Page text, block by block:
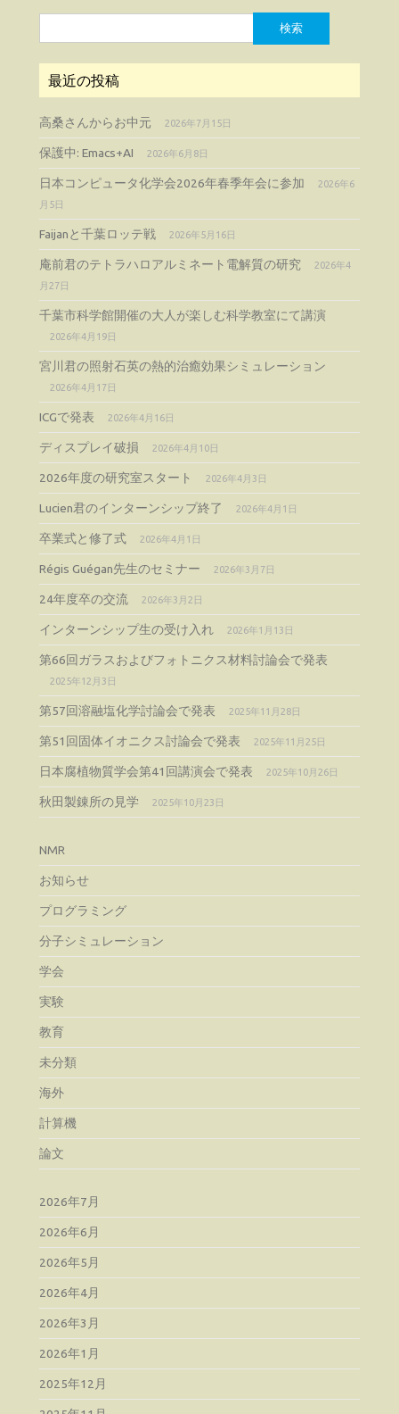
索:
最近の投稿
高桑さんからお中元 2026年7月15日
保護中: Emacs+AI 2026年6月8日
日本コンピュータ化学会2026年春季年会に参加
2026年6
月5日
Faijanと千葉ロッテ戦 2026年5月16日
庵前君のテトラハロアルミネート電解質の研究
2026年4
月27日
千葉市科学館開催の大人が楽しむ科学教室にて講演
2026年4月19日
宮川君の照射石英の熱的治癒効果シミュレーション
2026年4月17日
ICGで発表 2026年4月16日
ディスプレイ破損 2026年4月10日
2026年度の研究室スタート 2026年4月3日
Lucien君のインターンシップ終了 2026年4月1日
卒業式と修了式 2026年4月1日
Régis Guégan先生のセミナー 2026年3月7日
24年度卒の交流 2026年3月2日
インターンシップ生の受け入れ 2026年1月13日
第66回ガラスおよびフォトニクス材料討論会で発表
2025年12月3日
第57回溶融塩化学討論会で発表 2025年11月28日
第51回固体イオニクス討論会で発表 2025年11月25日
日本腐植物質学会第41回講演会で発表 2025年10月26日
秋田製錬所の見学 2025年10月23日
NMR
お知らせ
プログラミング
分子シミュレーション
学会
実験
教育
未分類
海外
計算機
論文
2026年7月
2026年6月
2026年5月
2026年4月
2026年3月
2026年1月
2025年12月